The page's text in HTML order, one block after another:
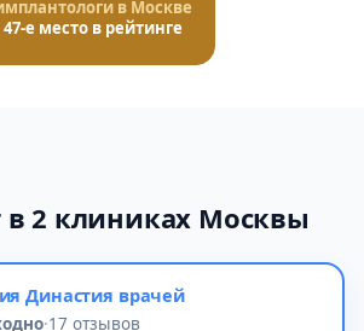
в Москве
47-е место в рейтинге
2 клиниках Москвы
Династия врачей
·17 отзывов